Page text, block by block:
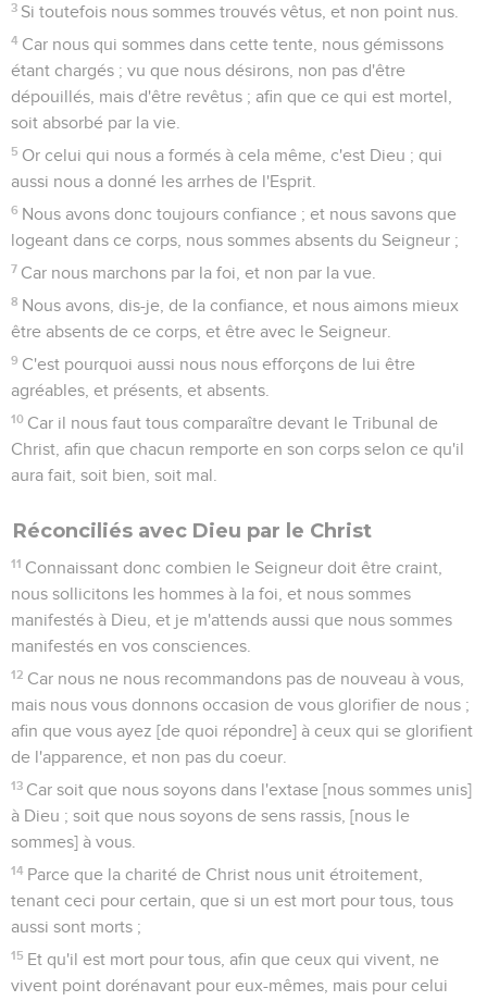
3 Si toutefois nous sommes trouvés vêtus, et non point nus.
4 Car nous qui sommes dans cette tente, nous gémissons
étant chargés ; vu que nous désirons, non pas d'être
dépouillés, mais d'être revêtus ; afin que ce qui est mortel,
soit absorbé par la vie.
5 Or celui qui nous a formés à cela même, c'est Dieu ; qui
aussi nous a donné les arrhes de l'Esprit.
6 Nous avons donc toujours confiance ; et nous savons que
logeant dans ce corps, nous sommes absents du Seigneur ;
7 Car nous marchons par la foi, et non par la vue.
8 Nous avons, dis-je, de la confiance, et nous aimons mieux
être absents de ce corps, et être avec le Seigneur.
9 C'est pourquoi aussi nous nous efforçons de lui être
agréables, et présents, et absents.
10 Car il nous faut tous comparaître devant le Tribunal de
Christ, afin que chacun remporte en son corps selon ce qu'il
aura fait, soit bien, soit mal.
Réconciliés avec Dieu par le Christ
11 Connaissant donc combien le Seigneur doit être craint,
nous sollicitons les hommes à la foi, et nous sommes
manifestés à Dieu, et je m'attends aussi que nous sommes
manifestés en vos consciences.
12 Car nous ne nous recommandons pas de nouveau à vous,
mais nous vous donnons occasion de vous glorifier de nous ;
afin que vous ayez [de quoi répondre] à ceux qui se glorifient
de l'apparence, et non pas du coeur.
13 Car soit que nous soyons dans l'extase [nous sommes unis]
à Dieu ; soit que nous soyons de sens rassis, [nous le
sommes] à vous.
14 Parce que la charité de Christ nous unit étroitement,
tenant ceci pour certain, que si un est mort pour tous, tous
aussi sont morts ;
15 Et qu'il est mort pour tous, afin que ceux qui vivent, ne
vivent point dorénavant pour eux-mêmes, mais pour celui